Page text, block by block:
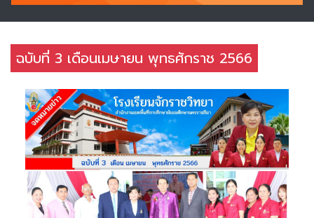
ฉบับที่ 3 เดือนเมษายน พุทธศักราช 2566